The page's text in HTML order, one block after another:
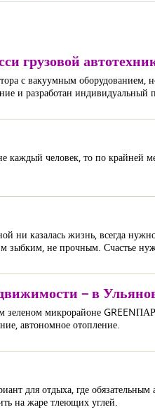
грузовой
с вакуумным
и разработан
каждый человек, то по
казалась жизнь, всегда
зыбким, не прочным. Счастье
– в
зеленом микрорайоне
автономное отопление.
для отдыха, где
на жаре тлеющих углей.